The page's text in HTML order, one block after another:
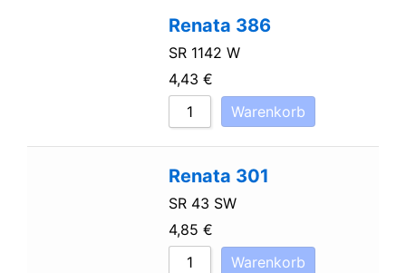
Renata 386
SR 1142 W
4,43 €
Warenkorb
Renata 301
SR 43 SW
4,85 €
Warenkorb